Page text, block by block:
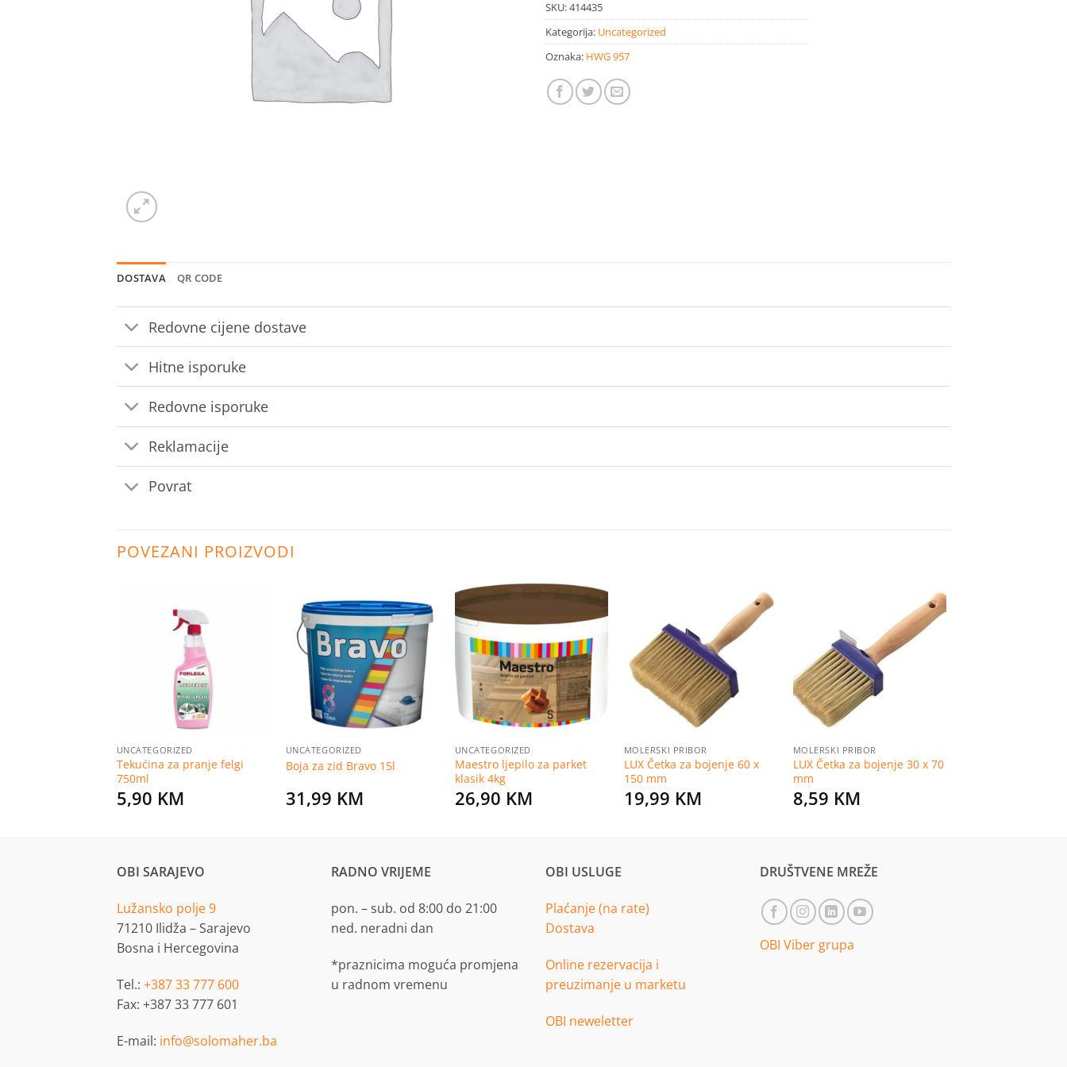
SKU:414435
Kategorija: Uncategorized
Oznaka: HWG 957
DOSTAVA QR CODE
Redovne cijene dostave
Hitne isporuke
Redovne isporuke
Reklamacije
Povrat
POVEZANI PROIZVODI
UNCATEGORIZED
Tekućina za pranje felgi
750ml
5,90 KM
Dodaj
listu
želja
UNCATEGORIZED
Boja za zid Bravo 15l
31,99 KM
Dodaj
na
listu
želja
UNCATEGORIZED
Maestro ljepilo za parket
klasik 4kg
26,90 KM
Dodaj
MOLERSKI PRIBOR
LUX Četka za bojenje 60 x
150 mm
19,99 KM
Dodaj
na
MOLERSKI PRIBOR
LUX Četka za bojenje 30 x 70
mm
8,59 KM
OBI SARAJEVO
Lužansko polje 9
71210 Ilidža – Sarajevo
Bosna i Hercegovina
Tel.: +387 33 777 600
Fax: +387 33 777 601
E-mail: info@solomaher.ba
RADNO VRIJEME
pon. – sub. od 8:00 do 21:00
ned. neradni dan
*praznicima moguća promjena
u radnom vremenu
OBI USLUGE
Plaćanje (na rate)
Dostava
Online rezervacija i
preuzimanje u marketu
OBI neweletter
DRUŠTVENE MREŽE
OBI Viber grupa